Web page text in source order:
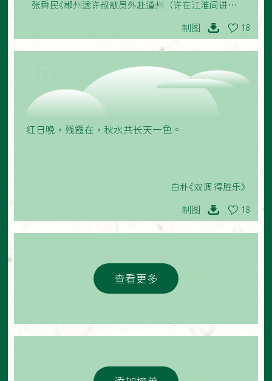
张舜民《郴州送许叔献员外赴道州（许在江淮间讲学甚
久）》
制图 18
红日晚，残霞在，秋水共长天一色。
白朴《双调 得胜乐》
制图 18
查看更多